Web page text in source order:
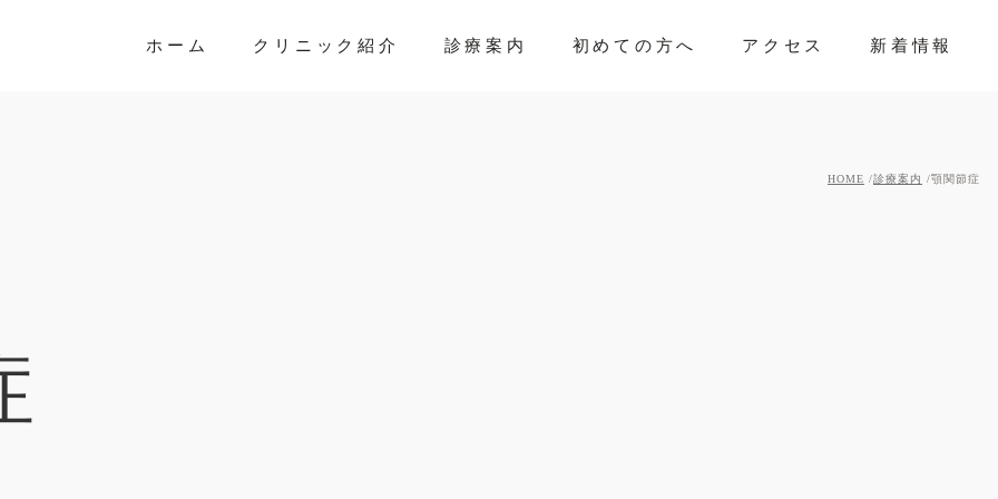
ホーム クリニック紹介 診療案内 初めての方へ アクセス 新着情報
HOME 診療案内 顎関節症